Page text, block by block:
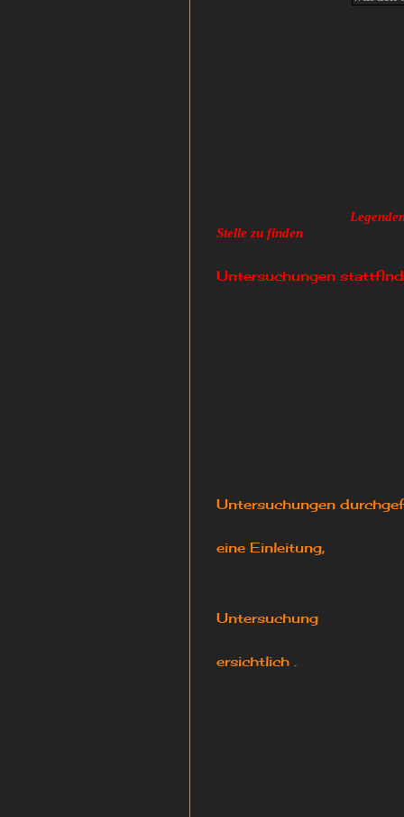
Stelle zu finden
Untersuchungen
Untersuchungen
eine Einleitung,
Untersuchung
ersichtlich .